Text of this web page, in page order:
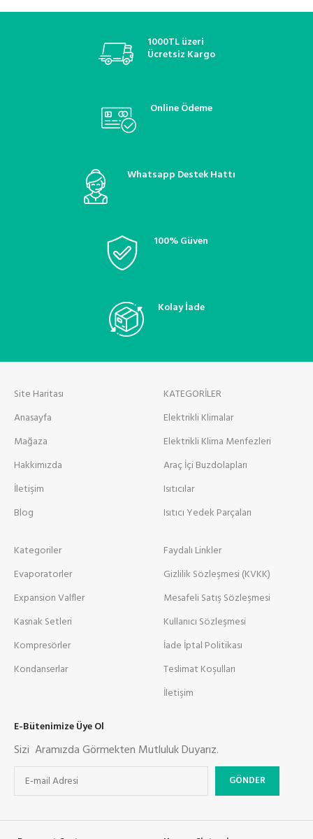
1000TL üzeri
Ücretsiz Kargo
Online Ödeme
Whatsapp Destek Hattı
100% Güven
Kolay İade
Site Haritası
Anasayfa
Mağaza
Hakkımızda
İletişim
Blog
KATEGORİLER
Elektrikli Klimalar
Elektrikli Klima Menfezleri
Araç İçi Buzdolapları
Isıtıcılar
Isıtıcı Yedek Parçaları
Kategoriler
Evaporatorler
Expansion Valfler
Kasnak Setleri
Kompresörler
Kondanserlar
Faydalı Linkler
Gizlilik Sözleşmesi (KVKK)
Mesafeli Satış Sözleşmesi
Kullanıcı Sözleşmesi
İade İptal Politikası
Teslimat Koşulları
İletişim
E-Bütenimize Üye Ol
Sizi Aramızda Görmekten Mutluluk Duyarız.